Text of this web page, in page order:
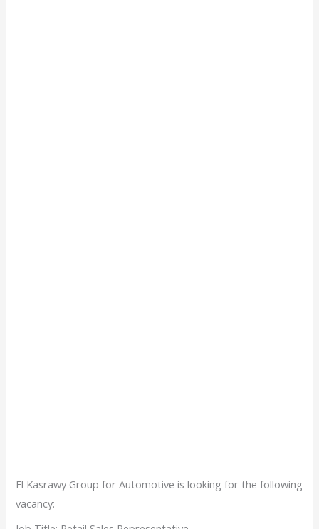
El Kasrawy Group for Automotive is looking for the following
vacancy: